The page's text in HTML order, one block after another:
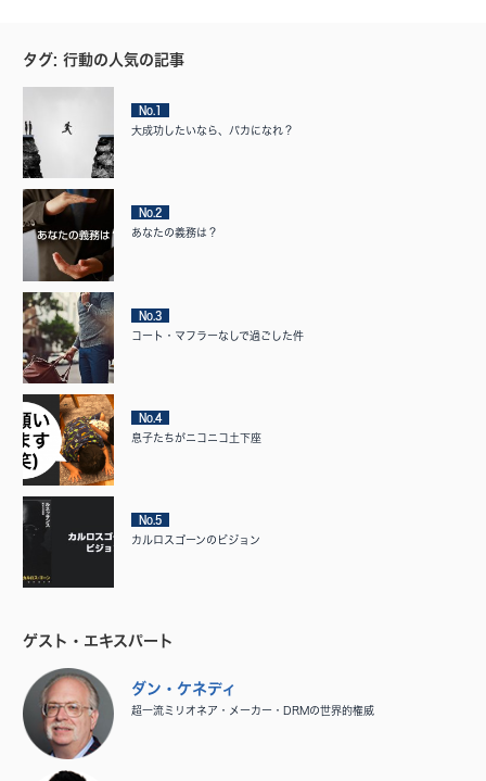
タグ: 行動の人気の記事
No.1
大成功したいなら、バカになれ？
No.2
あなたの義務は？
No.3
コート・マフラーなしで過ごした件
No.4
息子たちがニコニコ土下座
No.5
カルロスゴーンのビジョン
ゲスト・エキスパート
ダン・ケネディ
超一流ミリオネア・メーカー・DRMの世界的権威